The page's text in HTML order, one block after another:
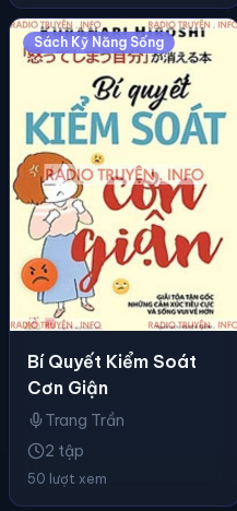
Sách Kỹ Năng Sống
Bí Quyết Kiểm Soát
Cơn Giận
Trang Trần
2 tập
50 lượt xem